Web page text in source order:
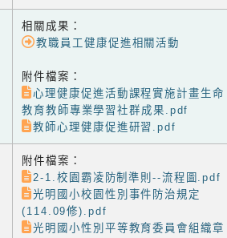
相關成果：
教職員工健康促進相關活動
附件檔案：
心理健康促進活動課程實施計畫生命
教育教師專業學習社群成果.pdf
教師心理健康促進研習.pdf
附件檔案：
2-1.校園霸凌防制準則--流程圖.pdf
光明國小校園性別事件防治規定
(114.09修).pdf
光明國小性別平等教育委員會組織章